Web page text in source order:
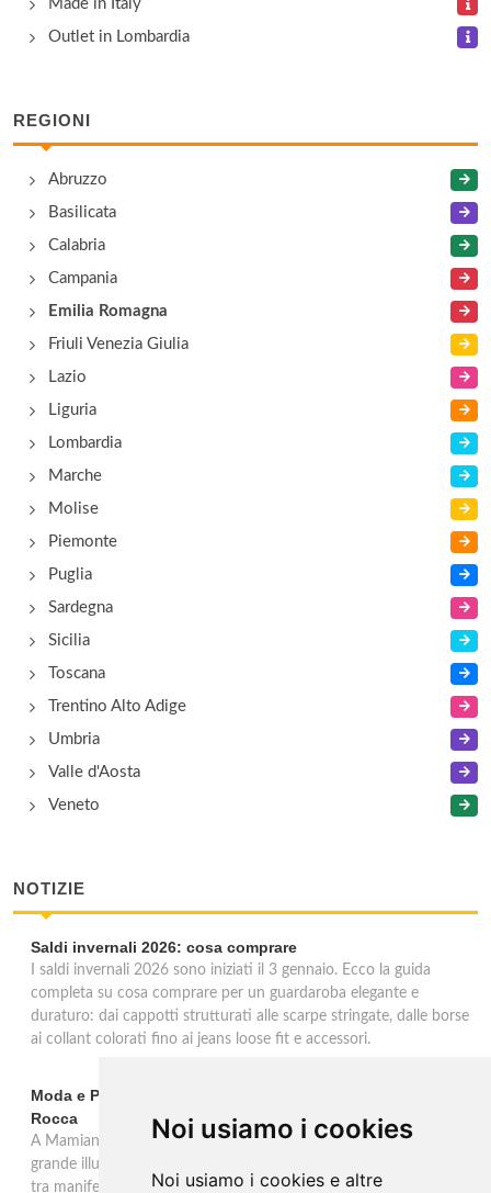
Noi usiamo i cookies
Noi usiamo i cookies e altre
via Vincenzo Brasini 5, Carpinello
Maglificio Bizar
viale Roma 205, Forlì
Made in Italy
Outlet in Lombardia
REGIONI
Abruzzo
Basilicata
Calabria
Campania
Emilia Romagna
Friuli Venezia Giulia
Lazio
Liguria
Lombardia
Marche
Molise
Piemonte
Puglia
Sardegna
Sicilia
Toscana
Trentino Alto Adige
Umbria
Valle d'Aosta
Veneto
NOTIZIE
Saldi invernali 2026: cosa comprare
I saldi invernali 2026 sono iniziati il 3 gennaio. Ecco la guida
completa su cosa comprare per un guardaroba elegante e
duraturo: dai cappotti strutturati alle scarpe stringate, dalle borse
ai collant colorati fino ai jeans loose fit e accessori.
Moda e Pubblicità 1950-2000 alla Fondazione Magnani-
Rocca
A Mamiano di Traversetolo la mostra ripercorre l'eredità della
grande illustrazione di moda e della pubblicità in Italia 1950-2000,
tra manifesti, schizzi e icone che hanno dato forma al Made in